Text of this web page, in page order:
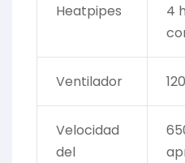
Heatpipes
4
Ventilador
Velocidad
del